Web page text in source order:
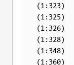
(1:323)
(1:326)
(1:348)